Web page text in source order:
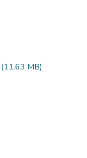
(11.63 MB)